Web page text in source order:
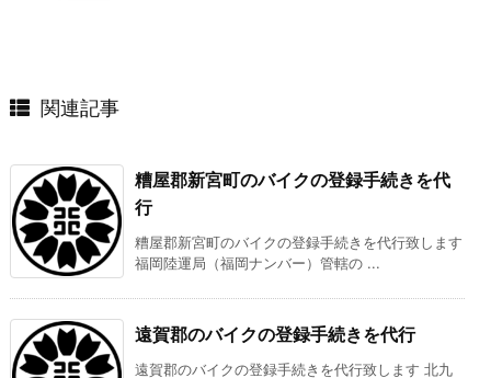
関連記事
糟屋郡新宮町のバイクの登録手続きを代
行
糟屋郡新宮町のバイクの登録手続きを代行致します
福岡陸運局（福岡ナンバー）管轄の ...
遠賀郡のバイクの登録手続きを代行
遠賀郡のバイクの登録手続きを代行致します 北九